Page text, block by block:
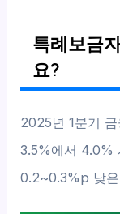
특례보금
요?
2025년 1분기
3.5%에서 4.0%
0.2~0.3%p 낮